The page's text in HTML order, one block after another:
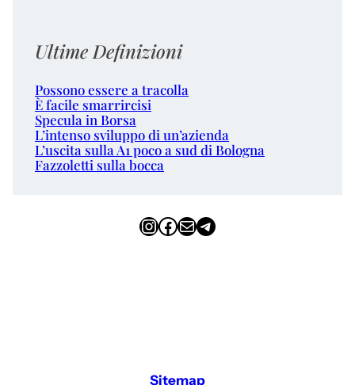
Ultime Definizioni
Possono essere a tracolla
È facile smarrircisi
Specula in Borsa
L’intenso sviluppo di un’azienda
L’uscita sulla A1 poco a sud di Bologna
Fazzoletti sulla bocca
InstagramFacebook Email Telegram
Sitemap